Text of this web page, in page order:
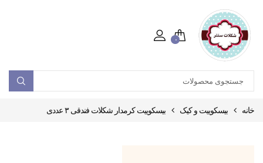
۰
خانه بیسکوییت و کیک بیسکوییت کرمدار شکلات فندقی ۳ عددی